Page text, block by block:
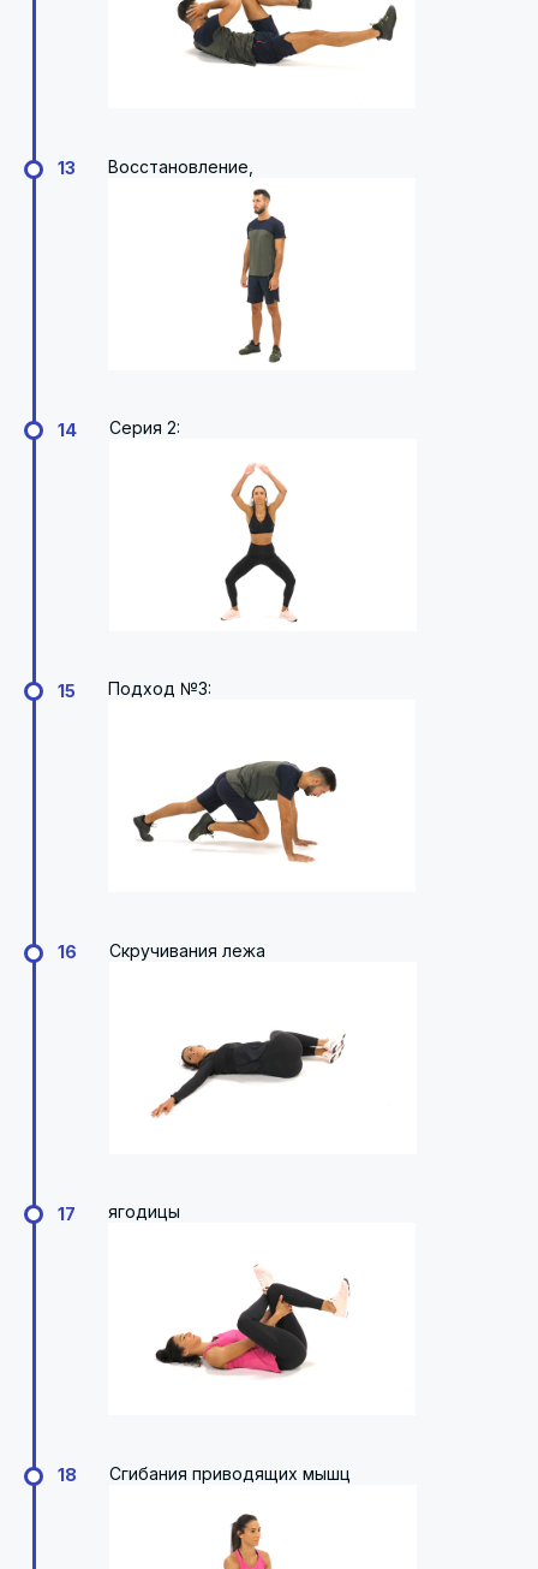
13 Восстановление,
14 Серия 2:
15 Подход №3:
16 Скручивания лежа
17 ягодицы
18 Сгибания приводящих мышц